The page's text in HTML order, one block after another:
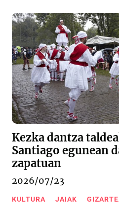
Kezka dantza
Santiago egunean
zapatuan
2026/07/23
KULTURA JAIAK